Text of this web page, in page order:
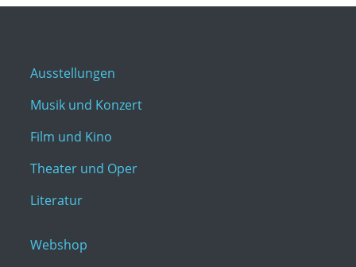
Ausstellungen
Musik und Konzert
Film und Kino
Theater und Oper
Literatur
Webshop